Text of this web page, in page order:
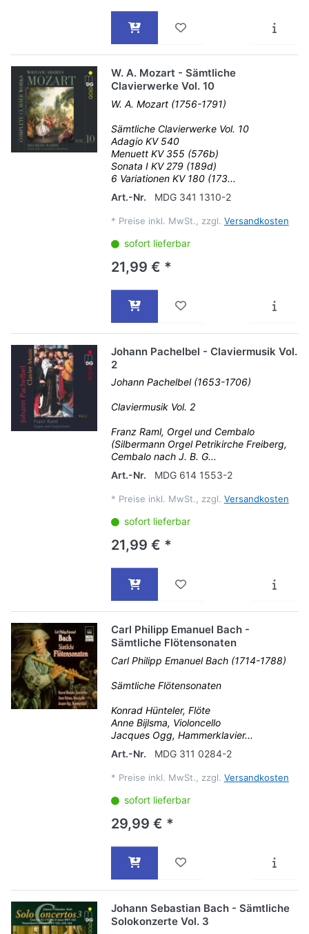
W. A. Mozart - Sämtliche
Clavierwerke Vol. 10
W. A. Mozart (1756-1791)
Sämtliche Clavierwerke Vol. 10
Adagio KV 540
Menuett KV 355 (576b)
Sonata I KV 279 (189d)
6 Variationen KV 180 (173...
Art.-Nr.
MDG 341 1310-2
* Preise inkl. MwSt., zzgl. Versandkosten
sofort lieferbar
21,99 € *
Johann Pachelbel - Claviermusik Vol.
2
Johann Pachelbel (1653-1706)
Claviermusik Vol. 2
Franz Raml, Orgel und Cembalo
(Silbermann Orgel Petrikirche Freiberg,
Cembalo nach J. B. G...
Art.-Nr.
MDG 614 1553-2
* Preise inkl. MwSt., zzgl. Versandkosten
sofort lieferbar
21,99 € *
Carl Philipp Emanuel Bach -
Sämtliche Flötensonaten
Carl Philipp Emanuel Bach (1714-1788)
Sämtliche Flötensonaten
Konrad Hünteler, Flöte
Anne Bijlsma, Violoncello
Jacques Ogg, Hammerklavier...
Art.-Nr.
MDG 311 0284-2
* Preise inkl. MwSt., zzgl. Versandkosten
sofort lieferbar
29,99 € *
Johann Sebastian Bach - Sämtliche
Solokonzerte Vol. 3